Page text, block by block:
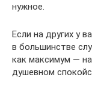
нужное.
Если на других у
в большинстве
как максимум —
душевном